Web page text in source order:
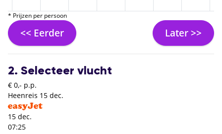
* Prijzen per persoon
<< Eerder Later >>
2. Selecteer vlucht
€ 0,- p.p.
Heenreis 15 dec.
15 dec.
07:25